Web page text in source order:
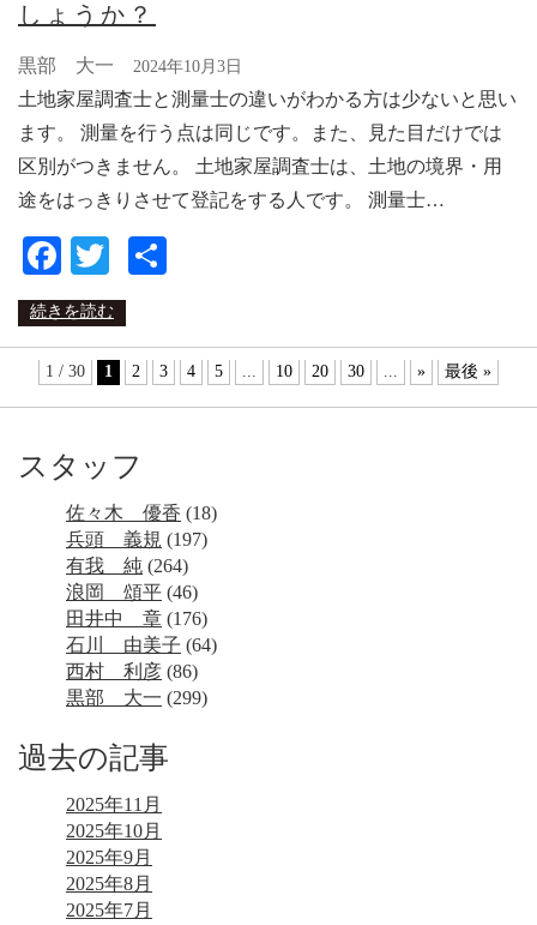
しょうか？
黒部 大一 2024年10月3日
土地家屋調査士と測量士の違いがわかる方は少ないと思い
ます。 測量を行う点は同じです。また、見た目だけでは
区別がつきません。 土地家屋調査士は、土地の境界・用
途をはっきりさせて登記をする人です。 測量士…
Facebook
Twitter
続きを読む
1 / 30 1 2 3 4 5 ... 10 20 30 ... » 最後 »
スタッフ
佐々木 優香 (18)
兵頭 義規 (197)
有我 純 (264)
浪岡 頌平 (46)
田井中 章 (176)
石川 由美子 (64)
西村 利彦 (86)
黒部 大一 (299)
過去の記事
2025年11月
2025年10月
2025年9月
2025年8月
2025年7月